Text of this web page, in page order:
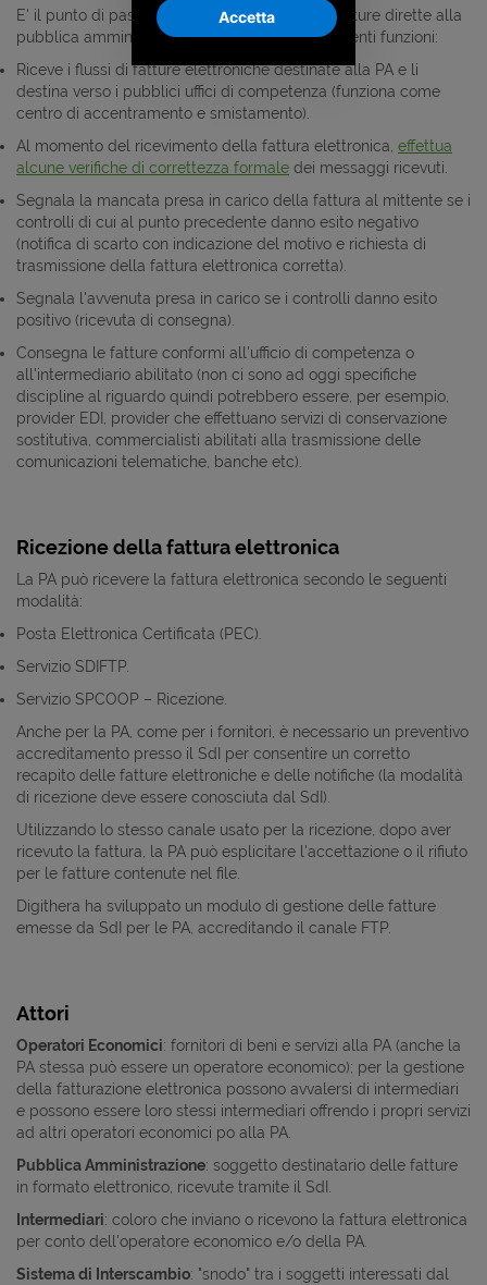
E' il punto di passaggio obbligato di tutte le fatture dirette alla
pubblica amministrazione. Il SdI svolge le seguenti funzioni:
Riceve i flussi di fatture elettroniche destinate alla PA e li
destina verso i pubblici uffici di competenza (funziona come
centro di accentramento e smistamento).
Al momento del ricevimento della fattura elettronica, effettua
alcune verifiche di correttezza formale dei messaggi ricevuti.
Segnala la mancata presa in carico della fattura al mittente se i
controlli di cui al punto precedente danno esito negativo
(notifica di scarto con indicazione del motivo e richiesta di
trasmissione della fattura elettronica corretta).
Segnala l'avvenuta presa in carico se i controlli danno esito
positivo (ricevuta di consegna).
Consegna le fatture conformi all'ufficio di competenza o
all'intermediario abilitato (non ci sono ad oggi specifiche
discipline al riguardo quindi potrebbero essere, per esempio,
provider EDI, provider che effettuano servizi di conservazione
sostitutiva, commercialisti abilitati alla trasmissione delle
comunicazioni telematiche, banche etc).
Ricezione della fattura elettronica
La PA può ricevere la fattura elettronica secondo le seguenti
modalità:
Posta Elettronica Certificata (PEC).
Servizio SDIFTP.
Servizio SPCOOP – Ricezione.
Anche per la PA, come per i fornitori, è necessario un preventivo
accreditamento presso il SdI per consentire un corretto
recapito delle fatture elettroniche e delle notifiche (la modalità
di ricezione deve essere conosciuta dal SdI).
Utilizzando lo stesso canale usato per la ricezione, dopo aver
ricevuto la fattura, la PA può esplicitare l'accettazione o il rifiuto
per le fatture contenute nel file.
Digithera ha sviluppato un modulo di gestione delle fatture
emesse da SdI per le PA, accreditando il canale FTP.
Attori
Operatori Economici: fornitori di beni e servizi alla PA (anche la
PA stessa può essere un operatore economico); per la gestione
della fatturazione elettronica possono avvalersi di intermediari
e possono essere loro stessi intermediari offrendo i propri servizi
ad altri operatori economici po alla PA.
Pubblica Amministrazione: soggetto destinatario delle fatture
in formato elettronico, ricevute tramite il SdI.
Intermediari: coloro che inviano o ricevono la fattura elettronica
per conto dell'operatore economico e/o della PA.
Sistema di Interscambio: "snodo" tra i soggetti interessati dal
Accetta